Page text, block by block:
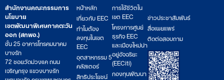
สำนักงานคณะกรรมการ
นโยบาย
เขตพัฒนาพิเศษภาคตะวัน
ออก (สกพอ.)
ชั้น 25 อาคารโทรคมนาคม
บางรัก
72 ซอยวัดม่วงแค ถนน
เจริญกรุง แขวงบางรัก
หน้าหลัก
เกี่ยวกับ EEC
ทำไมต้อง
ลงทุนในเขต
EEC
อุตสาหกรรม 5
คลัสเตอร์
สิทธิประโยชน์
การใช้ชีวิตใน
เขต EEC
โครงการศูนย์
ธุรกิจ EEC
และเมืองใหม่น่า
อยู่อัจฉริยะ
(EECiti)
กองทุนพัฒนา
ข่าวประชาสัมพันธ์
สื่อเผยแพร่
ติดต่อสอบถาม